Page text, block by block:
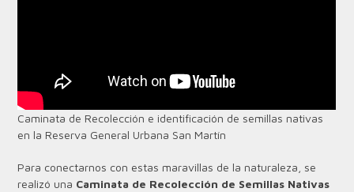
Caminata de Recolección e identificación de semillas nativas
en la Reserva General Urbana San Martín
Para conectarnos con estas maravillas de la naturaleza, se
realizó una Caminata de Recolección de Semillas Nativas